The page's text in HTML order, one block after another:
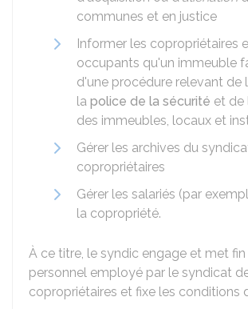
communes et en justice
Informer les copropriétaires
occupants qu'un immeuble
d'une procédure relevant de
la police de la sécurité et de
des immeubles, locaux et
Gérer les archives du
copropriétaires
Gérer les salariés (par
la copropriété.
À ce titre, le syndic engage et met
personnel employé par le syndicat
copropriétaires et fixe les conditions